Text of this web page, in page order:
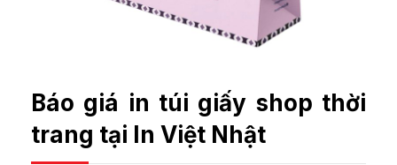
Báo giá in túi giấy shop thời
trang tại In Việt Nhật